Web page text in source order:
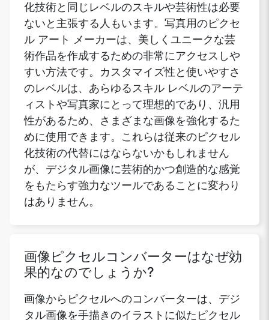
化技術と同じレベルのスキルや芸術性は必要
ないと主張する人もいます。写真用のピクセ
ル アート メーカーは、美しくユニークな芸
術作品を作成するための非常にアクセスしや
すい方法です。カスタマイズ性と使いやすさ
のレベルは、あらゆるスキル レベルのアーテ
ィストや写真家にとって理想的であり、汎用
性があるため、さまざまな画像を強化するた
めに使用できます。これらは従来のピクセル
化技術の代替にはならないかもしれません
が、デジタル画像に芸術的かつ創造的な感覚
をもたらす強力なツールであることに変わり
はありません。
画像ピクセルコンバーターはなぜ効
果的なのでしょうか?
画像からピクセルへのコンバーターは、デジ
タル画像を手描きのイラストに似たピクセル